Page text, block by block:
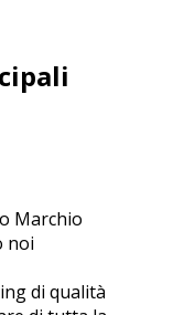
Marchio
noi
di qualità